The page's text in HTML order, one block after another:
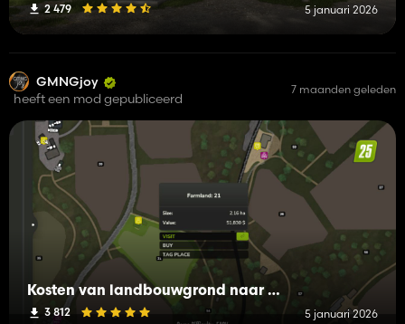
2 479 5 januari 2026
GMNGjoy
heeft een mod gepubliceerd
7 maanden geleden
Kosten van landbouwgrond naar moeilijkheidsgraad
3 812 5 januari 2026